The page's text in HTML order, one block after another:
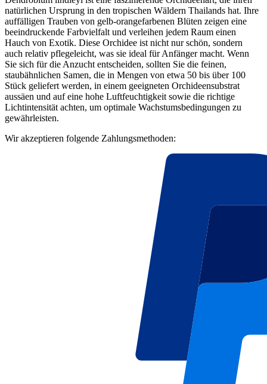
natürlichen Ursprung in den tropischen Wäldern Thailands hat. Ihre
auffälligen Trauben von gelb-orangefarbenen Blüten zeigen eine
beeindruckende Farbvielfalt und verleihen jedem Raum einen
Hauch von Exotik. Diese Orchidee ist nicht nur schön, sondern
auch relativ pflegeleicht, was sie ideal für Anfänger macht. Wenn
Sie sich für die Anzucht entscheiden, sollten Sie die feinen,
staubähnlichen Samen, die in Mengen von etwa 50 bis über 100
Stück geliefert werden, in einem geeigneten Orchideensubstrat
aussäen und auf eine hohe Luftfeuchtigkeit sowie die richtige
Lichtintensität achten, um optimale Wachstumsbedingungen zu
gewährleisten.
Wir akzeptieren folgende Zahlungsmethoden: